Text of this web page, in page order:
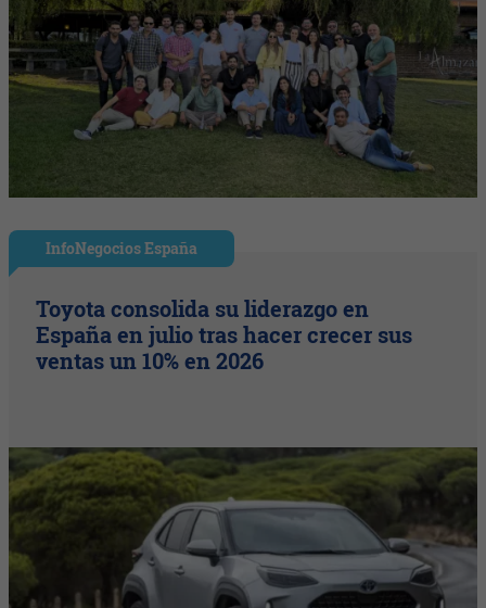
InfoNegocios España
Toyota consolida su liderazgo en
España en julio tras hacer crecer sus
ventas un 10% en 2026